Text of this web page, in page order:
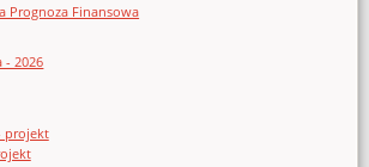
Prognoza Finansowa
- 2026
projekt